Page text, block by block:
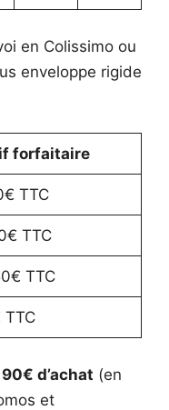
en Colissimo ou
enveloppe rigide
forfaitaire
TTC
TTC
TTC
TTC
d’achat (en
et